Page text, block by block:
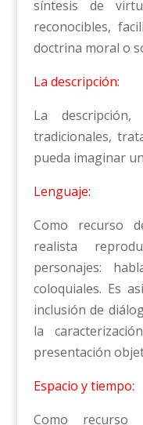
síntesis de
reconocibles,
doctrina moral o
La descripción:
La
tradicionales,
pueda imaginar
Lenguaje:
Como recurso
realista
personajes:
coloquiales. Es
inclusión de
la
presentación
Espacio y tiempo:
Como recurso